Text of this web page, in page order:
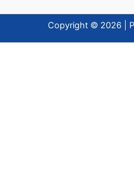
Copyright © 2026 |